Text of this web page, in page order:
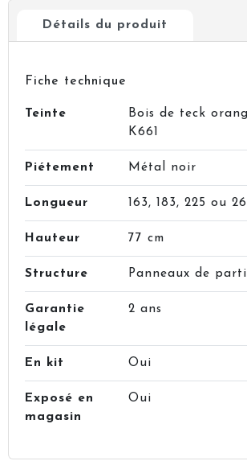
Détails du produit
Fiche technique
Teinte
Bois de teck
K661
Piétement Métal noir
Longueur 163, 183, 225 ou
Hauteur 77 cm
Structure Panneaux de
Garantie
légale
2 ans
En kit Oui
Exposé en
magasin
Oui